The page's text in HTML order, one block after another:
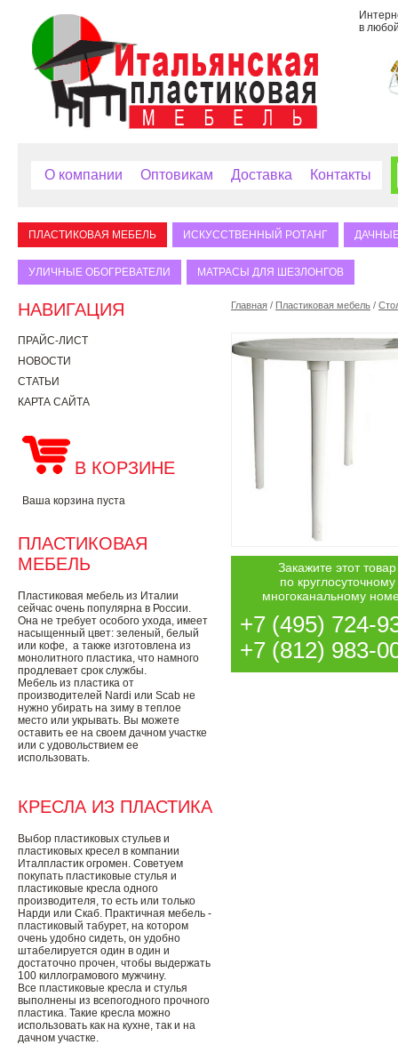
в
О компании Оптовикам Доставка Контакты
ПЛАСТИКОВАЯ МЕБЕЛЬ ИСКУССТВЕННЫЙ РОТАНГ
УЛИЧНЫЕ ОБОГРЕВАТЕЛИ МАТРАСЫ ДЛЯ ШЕЗЛОНГОВ
НАВИГАЦИЯ
ПРАЙС-ЛИСТ
НОВОСТИ
СТАТЬИ
КАРТА САЙТА
В КОРЗИНЕ
Ваша корзина пуста
ПЛАСТИКОВАЯ
МЕБЕЛЬ
Пластиковая мебель из Италии
сейчас очень популярна в России.
Она не требует особого ухода, имеет
насыщенный цвет: зеленый, белый
или кофе, а также изготовлена из
монолитного пластика, что намного
продлевает срок службы.
Мебель из пластика от
производителей Nardi или Scab не
нужно убирать на зиму в теплое
место или укрывать. Вы можете
оставить ее на своем дачном участке
или с удовольствием ее
использовать.
КРЕСЛА ИЗ ПЛАСТИКА
Выбор пластиковых стульев и
пластиковых кресел в компании
Италпластик огромен. Советуем
покупать пластиковые стулья и
пластиковые кресла одного
производителя, то есть или только
Нарди или Скаб. Практичная мебель -
пластиковый табурет, на котором
очень удобно сидеть, он удобно
штабелируется один в один и
достаточно прочен, чтобы выдержать
100 киллограмового мужчину.
Все пластиковые кресла и стулья
выполнены из всепогодного прочного
пластика. Такие кресла можно
использовать как на кухне, так и на
дачном участке.
Главная / Пластиковая мебель /
Закажите этот товар
по круглосуточному
многоканальному
+7 (495) 724-
+7 (812) 983-